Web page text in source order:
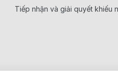
Tiếp nhận và giải quyết khiếu